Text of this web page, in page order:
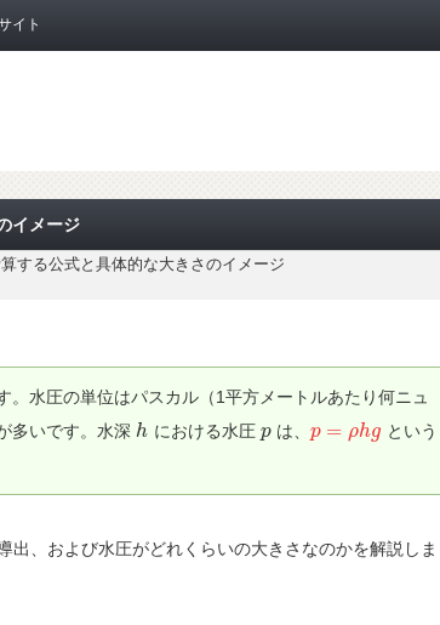
イト
イメージ
する公式と具体的な大きさのイメージ
。水圧の単位はパスカル（1平方メートルあたり何ニュ
多いです。水深 h
h における水圧 p
pは、 p = ρhg
p=ρh g
という
出、および水圧がどれくらいの大きさなのかを解説しま